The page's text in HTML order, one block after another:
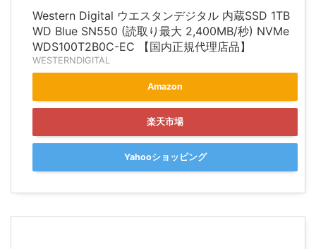
Western Digital ウエスタンデジタル 内蔵SSD 1TB
WD Blue SN550 (読取り最大 2,400MB/秒) NVMe
WDS100T2B0C-EC 【国内正規代理店品】
WESTERNDIGITAL
Amazon
楽天市場
Yahooショッピング